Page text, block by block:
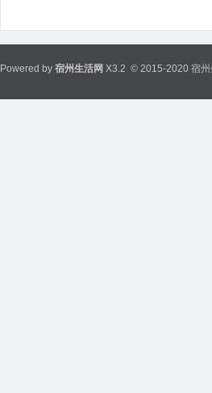
Powered by 宿州生活网 X3.2 © 2015-2020 宿州